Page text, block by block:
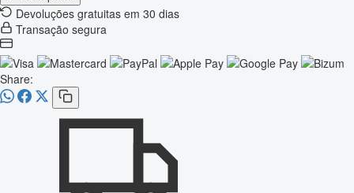
Devoluções gratuitas em 30 dias
Transação segura
Share: